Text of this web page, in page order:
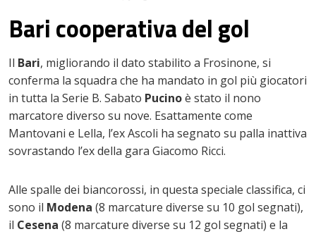
Bari cooperativa del gol
Il Bari, migliorando il dato stabilito a Frosinone, si
conferma la squadra che ha mandato in gol più giocatori
in tutta la Serie B. Sabato Pucinoè stato il nono
marcatore diverso su nove. Esattamente come
Mantovani e Lella, l’ex Ascoli ha segnato su palla inattiva
sovrastando l’ex della gara Giacomo Ricci.
Alle spalle dei biancorossi, in questa speciale classifica, ci
sono il Modena (8 marcature diverse su 10 gol segnati),
il Cesena (8 marcature diverse su 12 gol segnati) e la